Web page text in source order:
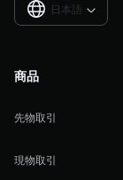
日本語 
商品
先物取引
現物取引